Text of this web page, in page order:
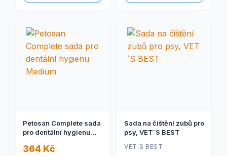
Petosan Complete sada
pro dentální hygienu
364 Kč
Sada na čištění zubů pro
psy, VET´S BEST
VET´S BEST